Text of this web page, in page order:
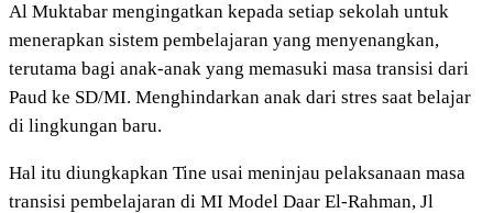
Al Muktabar mengingatkan kepada setiap sekolah untuk
menerapkan sistem pembelajaran yang menyenangkan,
terutama bagi anak-anak yang memasuki masa transisi dari
Paud ke SD/MI. Menghindarkan anak dari stres saat belajar
di lingkungan baru.
Hal itu diungkapkan Tine usai meninjau pelaksanaan masa
transisi pembelajaran di MI Model Daar El-Rahman, Jl